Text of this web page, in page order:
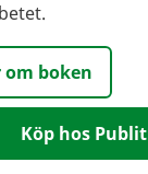
om boken
Köp hos Publit